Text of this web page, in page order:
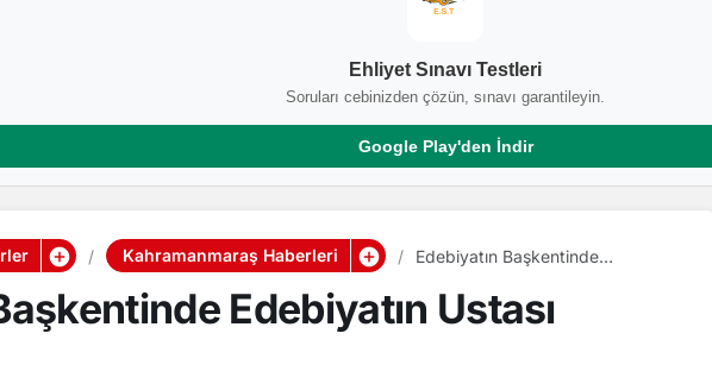
Ehliyet Sınavı Testleri
Soruları cebinizden çözün, sınavı garantileyin.
Google Play'den İndir
Kahramanmaraş Haberleri
Edebiyatın Başkentinde
Edebiyatın Ustası